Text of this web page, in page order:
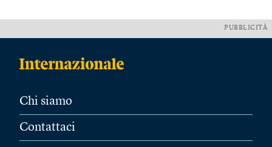
PUBBLICITÀ
Chi siamo
Contattaci